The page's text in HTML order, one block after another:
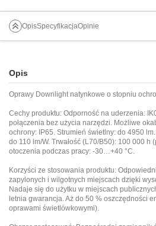
OpisSpecyfikacjaOpinie
Opis
Oprawy Downlight natynkowe o stopniu
Cechy produktu: Odporność na uderzenia:
połączenia bez użycia narzędzi. Możliwe
ochrony: IP65. Strumień świetlny: do 4950
do 110 lm/W. Trwałość (L70/B50): 100 000 h
otoczenia podczas pracy: -30…+40 °C.
Korzyści ze stosowania produktu:
zapylonych i wilgotnych miejscach dzięki
Nadaje się do użytku w miejscach
letnia gwarancja. Aż do 50 % oszczędności
oprawami świetlówkowymi).